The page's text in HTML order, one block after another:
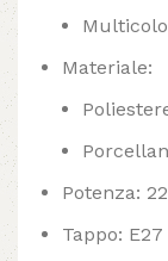
Materiale:
Potenza:
Tappo: E27